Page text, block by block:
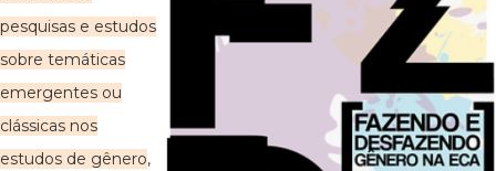
pesquisas e estudos
sobre temáticas
emergentes ou
clássicas nos
estudos de gênero,